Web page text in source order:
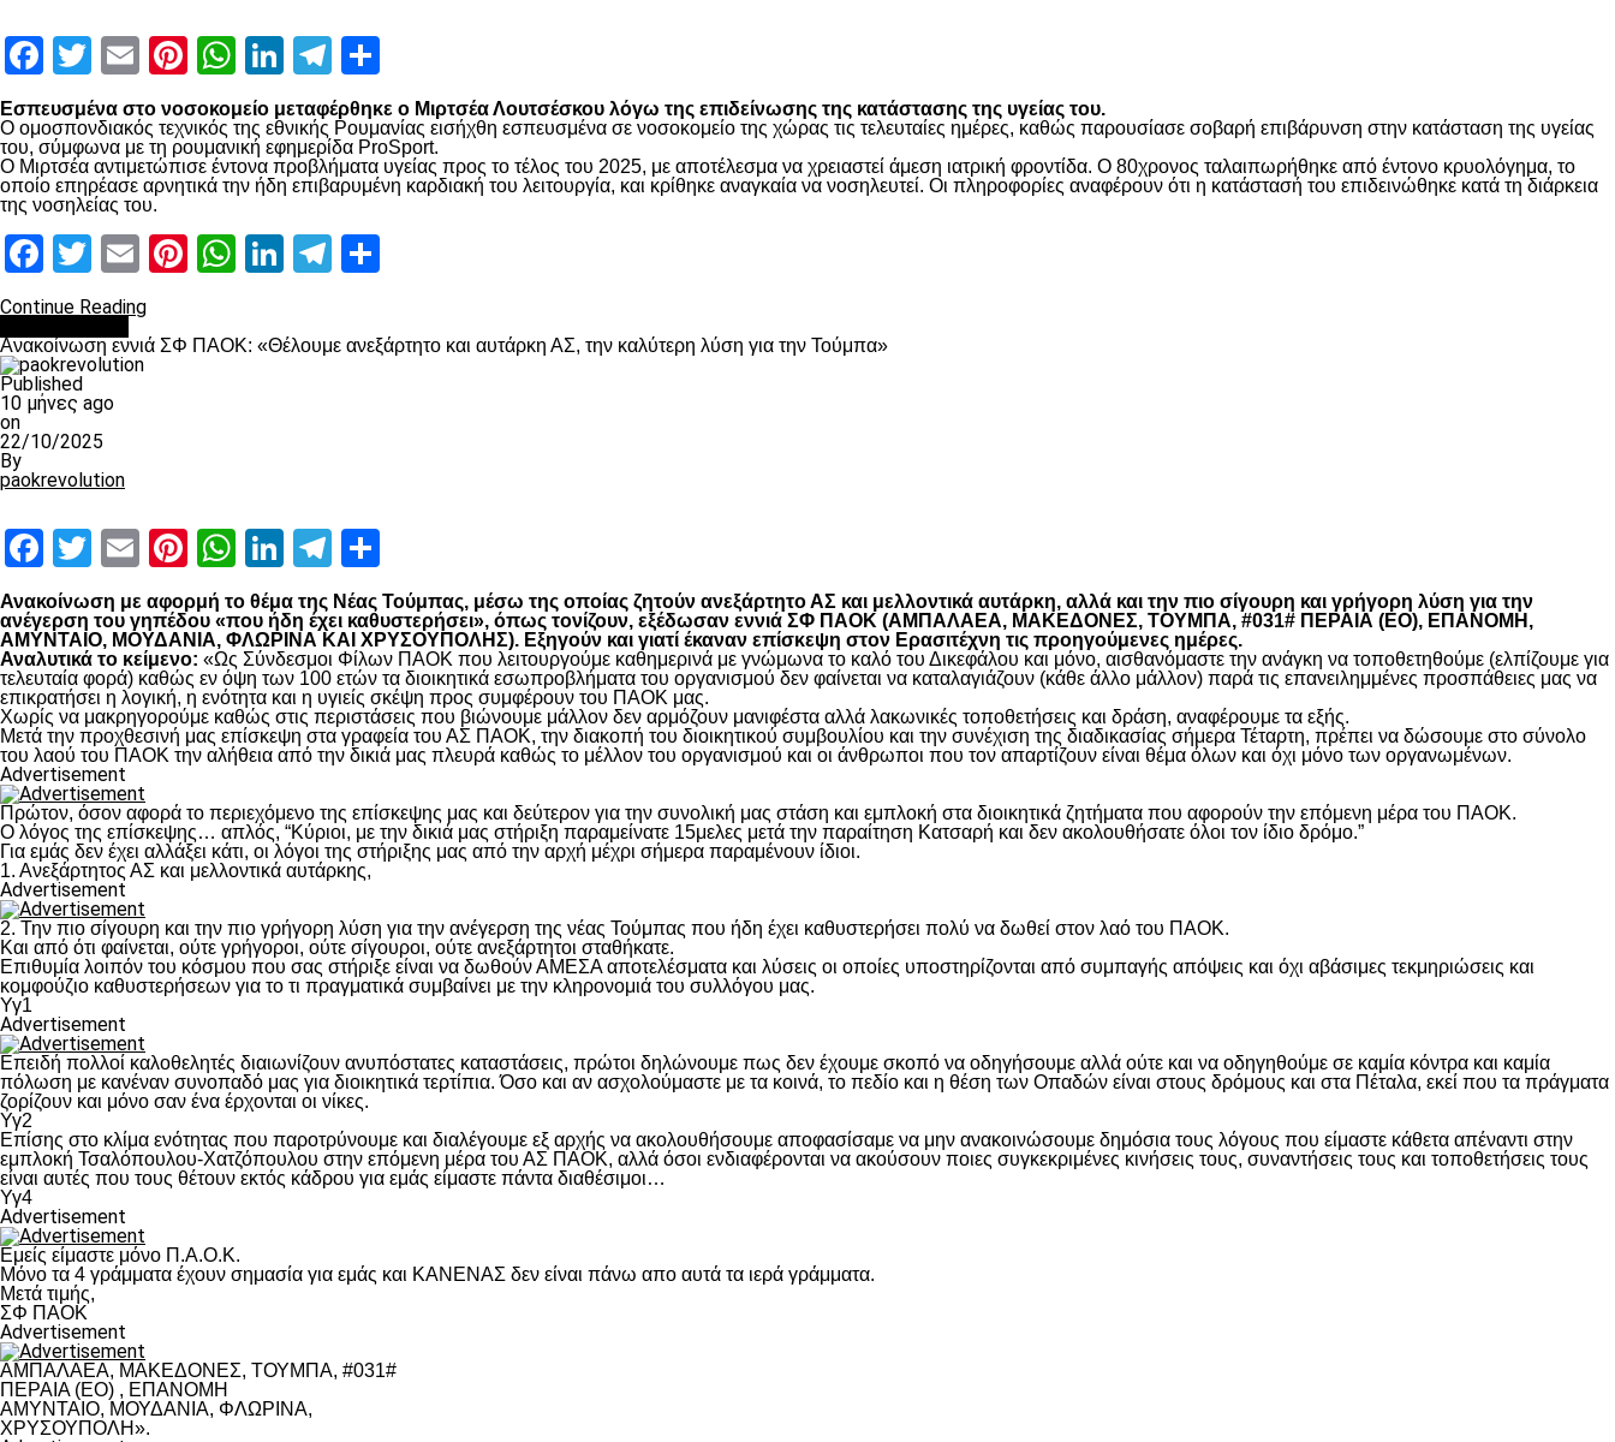
Facebook
Twitter
EmailPinterest
WhatsApp
LinkedIn
Telegram
Εσπευσμένα στο νοσοκομείο μεταφέρθηκε ο Μιρτσέα Λουτσέσκου λόγω της επιδείνωσης της κατάστασης της υγείας του.
Ο ομοσπονδιακός τεχνικός της εθνικής Ρουμανίας εισήχθη εσπευσμένα σε νοσοκομείο της χώρας τις τελευταίες ημέρες, καθώς παρουσίασε σοβαρή επιβάρυνση στην κατάσταση της υγείας
του, σύμφωνα με τη ρουμανική εφημερίδα ProSport.
Ο Μιρτσέα αντιμετώπισε έντονα προβλήματα υγείας προς το τέλος του 2025, με αποτέλεσμα να χρειαστεί άμεση ιατρική φροντίδα. Ο 80χρονος ταλαιπωρήθηκε από έντονο κρυολόγημα, το
οποίο επηρέασε αρνητικά την ήδη επιβαρυμένη καρδιακή του λειτουργία, και κρίθηκε αναγκαία να νοσηλευτεί. Οι πληροφορίες αναφέρουν ότι η κατάστασή του επιδεινώθηκε κατά τη διάρκεια
της νοσηλείας του.
Facebook
Twitter
EmailPinterest
WhatsApp
LinkedIn
Telegram
Continue Reading
Ανακοίνωση εννιά ΣΦ ΠΑΟΚ: «Θέλουμε ανεξάρτητο και αυτάρκη ΑΣ, την καλύτερη λύση για την Τούμπα»
Published
10 μήνες ago
on
22/10/2025
By
paokrevolution
Facebook
Twitter
EmailPinterest
WhatsApp
LinkedIn
Telegram
Ανακοίνωση με αφορμή το θέμα της Νέας Τούμπας, μέσω της οποίας ζητούν ανεξάρτητο ΑΣ και μελλοντικά αυτάρκη, αλλά και την πιο σίγουρη και γρήγορη λύση για την
ανέγερση του γηπέδου «που ήδη έχει καθυστερήσει», όπως τονίζουν, εξέδωσαν εννιά ΣΦ ΠΑΟΚ (ΑΜΠΑΛΑΕΑ, ΜΑΚΕΔΟΝΕΣ, ΤΟΥΜΠΑ, #031# ΠΕΡΑΙΑ (ΕΟ), ΕΠΑΝΟΜΗ,
ΑΜΥΝΤΑΙΟ, ΜΟΥΔΑΝΙΑ, ΦΛΩΡΙΝΑ ΚΑΙ ΧΡΥΣΟΥΠΟΛΗΣ). Εξηγούν και γιατί έκαναν επίσκεψη στον Ερασιτέχνη τις προηγούμενες ημέρες.
Αναλυτικά το κείμενο: «Ως Σύνδεσμοι Φίλων ΠΑΟΚ που λειτουργούμε καθημερινά με γνώμωνα το καλό του Δικεφάλου και μόνο, αισθανόμαστε την ανάγκη να τοποθετηθούμε (ελπίζουμε για
τελευταία φορά) καθώς εν όψη των 100 ετών τα διοικητικά εσωπροβλήματα του οργανισμού δεν φαίνεται να καταλαγιάζουν (κάθε άλλο μάλλον) παρά τις επανειλημμένες προσπάθειες μας να
επικρατήσει η λογική, η ενότητα και η υγιείς σκέψη προς συμφέρουν του ΠΑΟΚ μας.
Χωρίς να μακρηγορούμε καθώς στις περιστάσεις που βιώνουμε μάλλον δεν αρμόζουν μανιφέστα αλλά λακωνικές τοποθετήσεις και δράση, αναφέρουμε τα εξής.
Μετά την προχθεσινή μας επίσκεψη στα γραφεία του ΑΣ ΠΑΟΚ, την διακοπή του διοικητικού συμβουλίου και την συνέχιση της διαδικασίας σήμερα Τέταρτη, πρέπει να δώσουμε στο σύνολο
του λαού του ΠΑΟΚ την αλήθεια από την δικιά μας πλευρά καθώς το μέλλον του οργανισμού και οι άνθρωποι που τον απαρτίζουν είναι θέμα όλων και όχι μόνο των οργανωμένων.
Advertisement
Πρώτον, όσον αφορά το περιεχόμενο της επίσκεψης μας και δεύτερον για την συνολική μας στάση και εμπλοκή στα διοικητικά ζητήματα που αφορούν την επόμενη μέρα του ΠΑΟΚ.
Ο λόγος της επίσκεψης… απλός, “Κύριοι, με την δικιά μας στήριξη παραμείνατε 15μελες μετά την παραίτηση Κατσαρή και δεν ακολουθήσατε όλοι τον ίδιο δρόμο.”
Για εμάς δεν έχει αλλάξει κάτι, οι λόγοι της στήριξης μας από την αρχή μέχρι σήμερα παραμένουν ίδιοι.
1. Ανεξάρτητος ΑΣ και μελλοντικά αυτάρκης,
Advertisement
2. Την πιο σίγουρη και την πιο γρήγορη λύση για την ανέγερση της νέας Τούμπας που ήδη έχει καθυστερήσει πολύ να δωθεί στον λαό του ΠΑΟΚ.
Και από ότι φαίνεται, ούτε γρήγοροι, ούτε σίγουροι, ούτε ανεξάρτητοι σταθήκατε.
Επιθυμία λοιπόν του κόσμου που σας στήριξε είναι να δωθούν ΑΜΕΣΑ αποτελέσματα και λύσεις οι οποίες υποστηρίζονται από συμπαγής απόψεις και όχι αβάσιμες τεκμηριώσεις και
κομφούζιο καθυστερήσεων για το τι πραγματικά συμβαίνει με την κληρονομιά του συλλόγου μας.
Υγ1
Advertisement
Επειδή πολλοί καλοθελητές διαιωνίζουν ανυπόστατες καταστάσεις, πρώτοι δηλώνουμε πως δεν έχουμε σκοπό να οδηγήσουμε αλλά ούτε και να οδηγηθούμε σε καμία κόντρα και καμία
πόλωση με κανέναν συνοπαδό μας για διοικητικά τερτίπια. Όσο και αν ασχολούμαστε με τα κοινά, το πεδίο και η θέση των Οπαδών είναι στους δρόμους και στα Πέταλα, εκεί που τα πράγματα
ζορίζουν και μόνο σαν ένα έρχονται οι νίκες.
Υγ2
Επίσης στο κλίμα ενότητας που παροτρύνουμε και διαλέγουμε εξ αρχής να ακολουθήσουμε αποφασίσαμε να μην ανακοινώσουμε δημόσια τους λόγους που είμαστε κάθετα απέναντι στην
εμπλοκή Τσαλόπουλου-Χατζόπουλου στην επόμενη μέρα του ΑΣ ΠΑΟΚ, αλλά όσοι ενδιαφέρονται να ακούσουν ποιες συγκεκριμένες κινήσεις τους, συναντήσεις τους και τοποθετήσεις τους
είναι αυτές που τους θέτουν εκτός κάδρου για εμάς είμαστε πάντα διαθέσιμοι…
Υγ4
Advertisement
Εμείς είμαστε μόνο Π.Α.Ο.Κ.
Μόνο τα 4 γράμματα έχουν σημασία για εμάς και ΚΑΝΕΝΑΣ δεν είναι πάνω απο αυτά τα ιερά γράμματα.
Μετά τιμής,
ΣΦ ΠΑΟΚ
Advertisement
ΑΜΠΑΛΑΕΑ, ΜΑΚΕΔΟΝΕΣ, ΤΟΥΜΠΑ, #031#
ΠΕΡΑΙΑ (ΕΟ) , ΕΠΑΝΟΜΗ
ΑΜΥΝΤΑΙΟ, ΜΟΥΔΑΝΙΑ, ΦΛΩΡΙΝΑ,
ΧΡΥΣΟΥΠΟΛΗ».